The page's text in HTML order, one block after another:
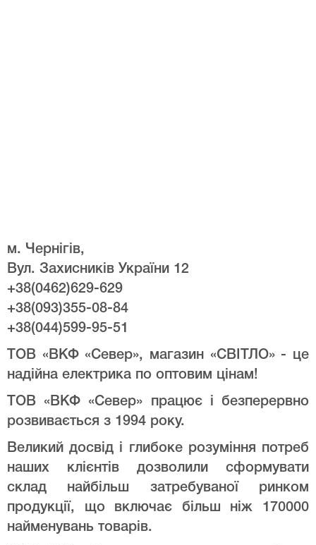
м. Чернігів,
Вул. Захисників України 12
+38(0462)629-629
+38(093)355-08-84
+38(044)599-95-51
ТОВ «ВКФ «Север», магазин «СВІТЛО» - це
надійна електрика по оптовим цінам!
ТОВ «ВКФ «Север» працює і безперервно
розвивається з 1994 року.
Великий досвід і глибоке розуміння потреб
наших клієнтів дозволили сформувати
склад найбільш затребуваної ринком
продукції, що включає більш ніж 170000
найменувань товарів.